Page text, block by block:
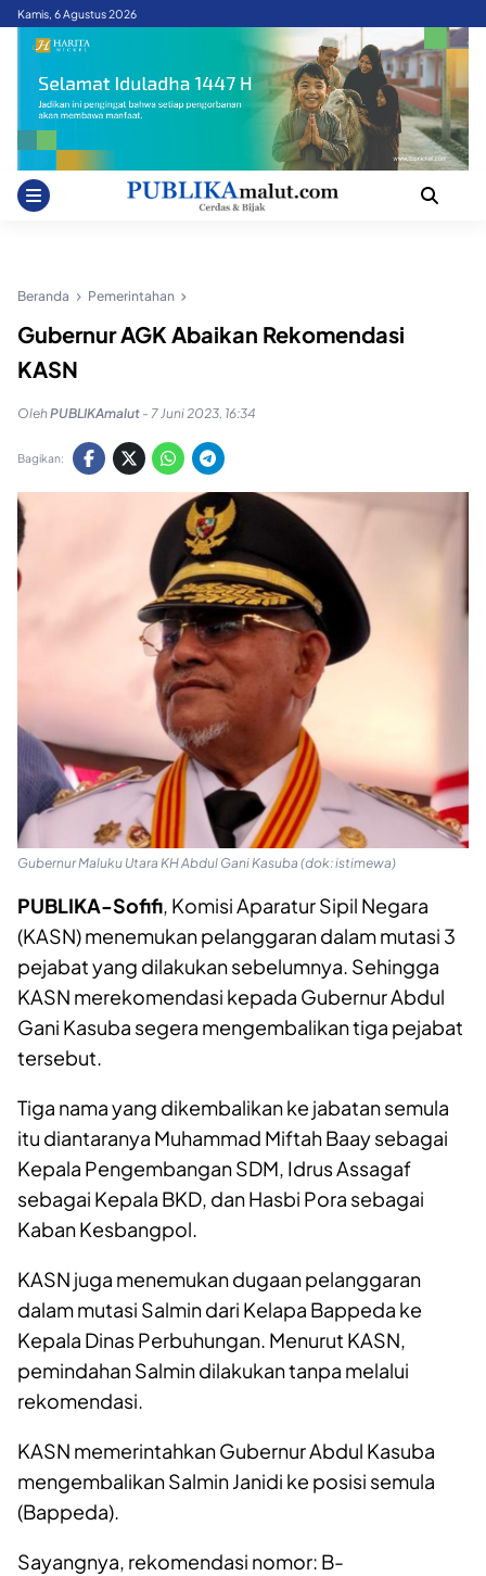
SkipKamis, 6 Agustus 2026
Beranda Pemerintahan
Gubernur AGK Abaikan Rekomendasi
KASN
OlehPUBLIKAmalut - 7 Juni 2023, 16:34
Bagikan:
Gubernur Maluku Utara KH Abdul Gani Kasuba (dok: istimewa)
PUBLIKA-Sofifi, Komisi Aparatur Sipil Negara
(KASN) menemukan pelanggaran dalam mutasi 3
pejabat yang dilakukan sebelumnya. Sehingga
KASN merekomendasi kepada Gubernur Abdul
Gani Kasuba segera mengembalikan tiga pejabat
tersebut.
Tiga nama yang dikembalikan ke jabatan semula
itu diantaranya Muhammad Miftah Baay sebagai
Kepala Pengembangan SDM, Idrus Assagaf
sebagai Kepala BKD, dan Hasbi Pora sebagai
Kaban Kesbangpol.
KASN juga menemukan dugaan pelanggaran
dalam mutasi Salmin dari Kelapa Bappeda ke
Kepala Dinas Perbuhungan. Menurut KASN,
pemindahan Salmin dilakukan tanpa melalui
rekomendasi.
KASN memerintahkan Gubernur Abdul Kasuba
mengembalikan Salmin Janidi ke posisi semula
(Bappeda).
Sayangnya, rekomendasi nomor: B-